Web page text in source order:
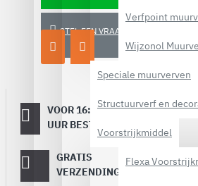
Verfpoint
Wijzonol
Speciale muurverven
Structuurverf en
Voorstrijkmiddel
Flexa
STEL EEN VRAAG
VOOR 16:00
UUR BESTELD
Dezelfde
verstuurd
GRATIS
VERZENDING
Vanaf €
40,-